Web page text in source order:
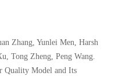
Zhang, Yunlei Men, Harsh
Tong Zheng, Peng Wang.
Quality Model and Its